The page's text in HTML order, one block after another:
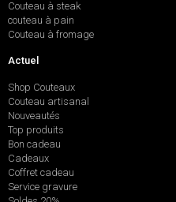
Couteau à steak
couteau à pain
Couteau à fromage
Actuel
Shop Couteaux
Couteau artisanal
Nouveautés
Top produits
Bon cadeau
Cadeaux
Coffret cadeau
Service gravure